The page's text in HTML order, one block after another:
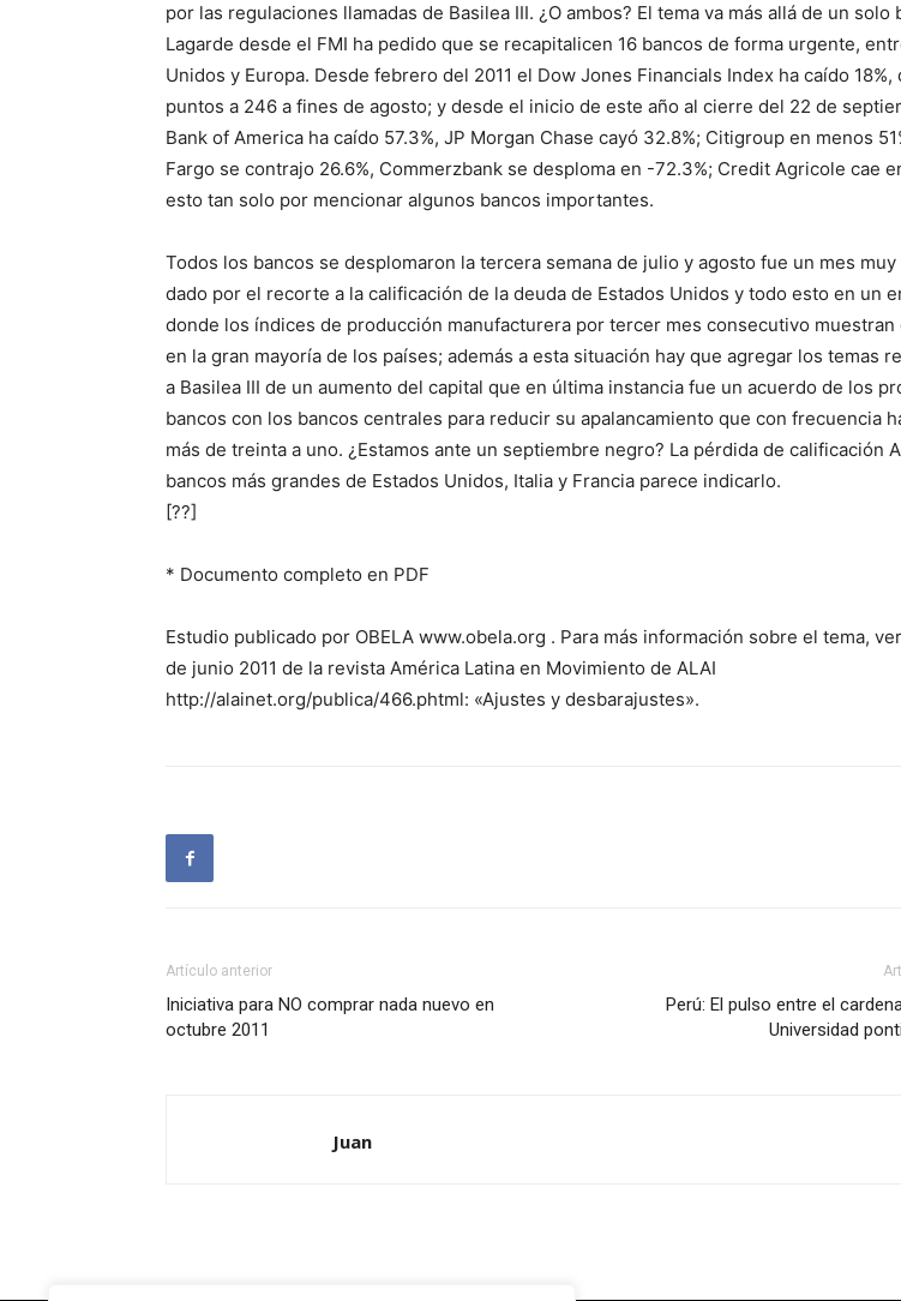
por las regulaciones llamadas de Basilea III. ¿O ambos? El tema va más allá de un solo
Lagarde desde el FMI ha pedido que se recapitalicen 16 bancos de forma urgente,
Unidos y Europa. Desde febrero del 2011 el Dow Jones Financials Index ha caído 18%,
puntos a 246 a fines de agosto; y desde el inicio de este año al cierre del 22 de
Bank of America ha caído 57.3%, JP Morgan Chase cayó 32.8%; Citigroup en menos
Fargo se contrajo 26.6%, Commerzbank se desploma en -72.3%; Credit Agricole cae
esto tan solo por mencionar algunos bancos importantes.
Todos los bancos se desplomaron la tercera semana de julio y agosto fue un mes
dado por el recorte a la calificación de la deuda de Estados Unidos y todo esto en un
donde los índices de producción manufacturera por tercer mes consecutivo
en la gran mayoría de los países; además a esta situación hay que agregar los temas
a Basilea III de un aumento del capital que en última instancia fue un acuerdo de los
bancos con los bancos centrales para reducir su apalancamiento que con frecuencia
más de treinta a uno. ¿Estamos ante un septiembre negro? La pérdida de calificación
bancos más grandes de Estados Unidos, Italia y Francia parece indicarlo.
[??]
* Documento completo en PDF
Estudio publicado por OBELA www.obela.org . Para más información sobre el tema,
de junio 2011 de la revista América Latina en Movimiento de ALAI
http://alainet.org/publica/466.phtml: «Ajustes y desbarajustes».
Artículo anterior
Iniciativa para NO comprar nada nuevo en
octubre 2011
Perú: El pulso entre el
Universidad
Juan